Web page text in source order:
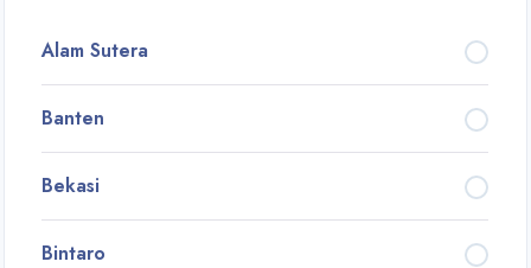
Alam Sutera
Banten
Bekasi
Bintaro